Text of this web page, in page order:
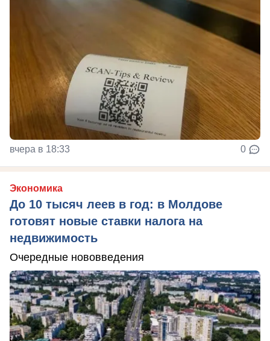
вчера в 18:33 0
Экономика
До 10 тысяч леев в год: в Молдове
готовят новые ставки налога на
недвижимость
Очередные нововведения